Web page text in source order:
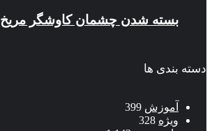
بسته شدن چشمان کاوشگر مريخ
دسته بندی ها
آموزش 399
ویژه 328